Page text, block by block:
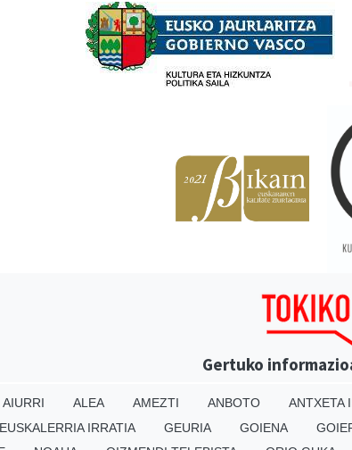
Gertuko
AIURRI ALEA AMEZTI ANBOTO ANTXETA
EUSKALERRIA IRRATIA GEURIA GOIENA